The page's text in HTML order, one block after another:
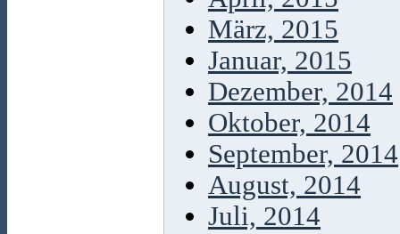
März, 2015
Januar, 2015
Dezember, 2014
Oktober, 2014
September, 2014
August, 2014
Juli, 2014